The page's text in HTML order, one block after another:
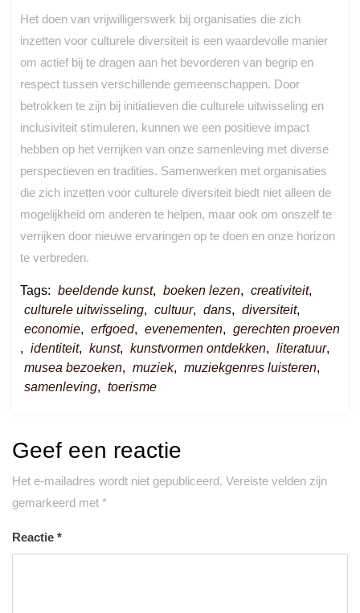
Het doen van vrijwilligerswerk bij organisaties die zich
inzetten voor culturele diversiteit is een waardevolle manier
om actief bij te dragen aan het bevorderen van begrip en
respect tussen verschillende gemeenschappen. Door
betrokken te zijn bij initiatieven die culturele uitwisseling en
inclusiviteit stimuleren, kunnen we een positieve impact
hebben op het verrijken van onze samenleving met diverse
perspectieven en tradities. Samenwerken met organisaties
die zich inzetten voor culturele diversiteit biedt niet alleen de
mogelijkheid om anderen te helpen, maar ook om onszelf te
verrijken door nieuwe ervaringen op te doen en onze horizon
te verbreden.
Tags: beeldende kunst, boeken lezen, creativiteit,
culturele uitwisseling, cultuur, dans, diversiteit,
economie, erfgoed, evenementen, gerechten proeven
, identiteit, kunst, kunstvormen ontdekken, literatuur,
musea bezoeken, muziek, muziekgenres luisteren,
samenleving, toerisme
Geef een reactie
Het e-mailadres wordt niet gepubliceerd. Vereiste velden zijn
gemarkeerd met *
Reactie *